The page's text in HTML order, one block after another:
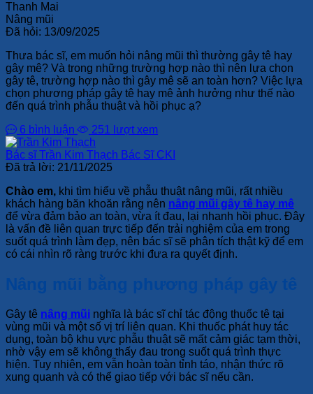
Thanh Mai
Nâng mũi
Đã hỏi: 13/09/2025
Thưa bác sĩ, em muốn hỏi nâng mũi thì thường gây tê hay
gây mê? Và trong những trường hợp nào thì nên lựa chọn
gây tê, trường hợp nào thì gây mê sẽ an toàn hơn? Việc lựa
chọn phương pháp gây tê hay mê ảnh hưởng như thế nào
đến quá trình phẫu thuật và hồi phục ạ?
6 bình luận
251 lượt xem
Bác sĩ Trần Kim Thạch Bác Sĩ CKI
Đã trả lời: 21/11/2025
Chào em, khi tìm hiểu về phẫu thuật nâng mũi, rất nhiều
khách hàng băn khoăn rằng nên nâng mũi gây tê hay mê
để vừa đảm bảo an toàn, vừa ít đau, lại nhanh hồi phục. Đây
là vấn đề liên quan trực tiếp đến trải nghiệm của em trong
suốt quá trình làm đẹp, nên bác sĩ sẽ phân tích thật kỹ để em
có cái nhìn rõ ràng trước khi đưa ra quyết định.
Nâng mũi bằng phương pháp gây tê
Gây tê nâng mũi nghĩa là bác sĩ chỉ tác động thuốc tê tại
vùng mũi và một số vị trí liên quan. Khi thuốc phát huy tác
dụng, toàn bộ khu vực phẫu thuật sẽ mất cảm giác tạm thời,
nhờ vậy em sẽ không thấy đau trong suốt quá trình thực
hiện. Tuy nhiên, em vẫn hoàn toàn tỉnh táo, nhận thức rõ
xung quanh và có thể giao tiếp với bác sĩ nếu cần.